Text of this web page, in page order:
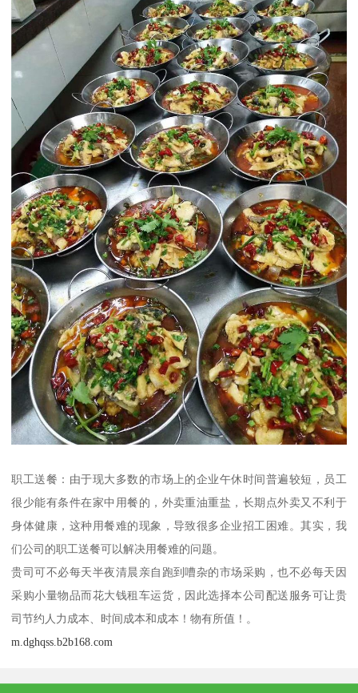
职工送餐：由于现大多数的市场上的企业午休时间普遍较短，员工
很少能有条件在家中用餐的，外卖重油重盐，长期点外卖又不利于
身体健康，这种用餐难的现象，导致很多企业招工困难。其实，我
们公司的职工送餐可以解决用餐难的问题。
贵司可不必每天半夜清晨亲自跑到嘈杂的市场采购，也不必每天因
采购小量物品而花大钱租车运货，因此选择本公司配送服务可让贵
司节约人力成本、时间成本和成本！物有所值！。
m.dghqss.b2b168.com